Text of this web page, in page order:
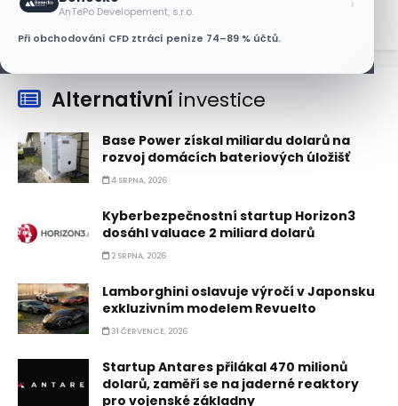
AnTePo Developement, s.r.o.
Při obchodování CFD ztrácí peníze 74–89 % účtů.
Alternativní investice
Base Power získal miliardu dolarů na
rozvoj domácích bateriových úložišť
4 SRPNA, 2026
Kyberbezpečnostní startup Horizon3
dosáhl valuace 2 miliard dolarů
2 SRPNA, 2026
Lamborghini oslavuje výročí v Japonsku
exkluzivním modelem Revuelto
31 ČERVENCE, 2026
Startup Antares přilákal 470 milionů
dolarů, zaměří se na jaderné reaktory
pro vojenské základny